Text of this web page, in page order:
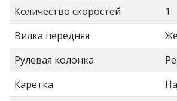
Количество скоростей
1
Вилка передняя
Рулевая колонка
Каретка